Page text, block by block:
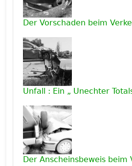
Der Vorschaden beim
Unfall : Ein „ Unechter
Der Anscheinsbeweis beim